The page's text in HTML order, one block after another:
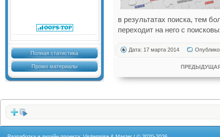
Полная статистика
Промо материалы
в результатах поиска, тем
переходит на него с
Дата: 17 марта 2014